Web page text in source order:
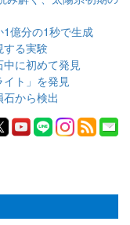
億分の1秒で生成
する実験
に初めて発見
ト」を発見
から検出